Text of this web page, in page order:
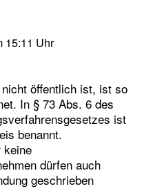
15:11 Uhr
öffentlich ist, ist so
In § 73 Abs. 6 des
ist
benannt.
keine
dürfen auch
geschrieben